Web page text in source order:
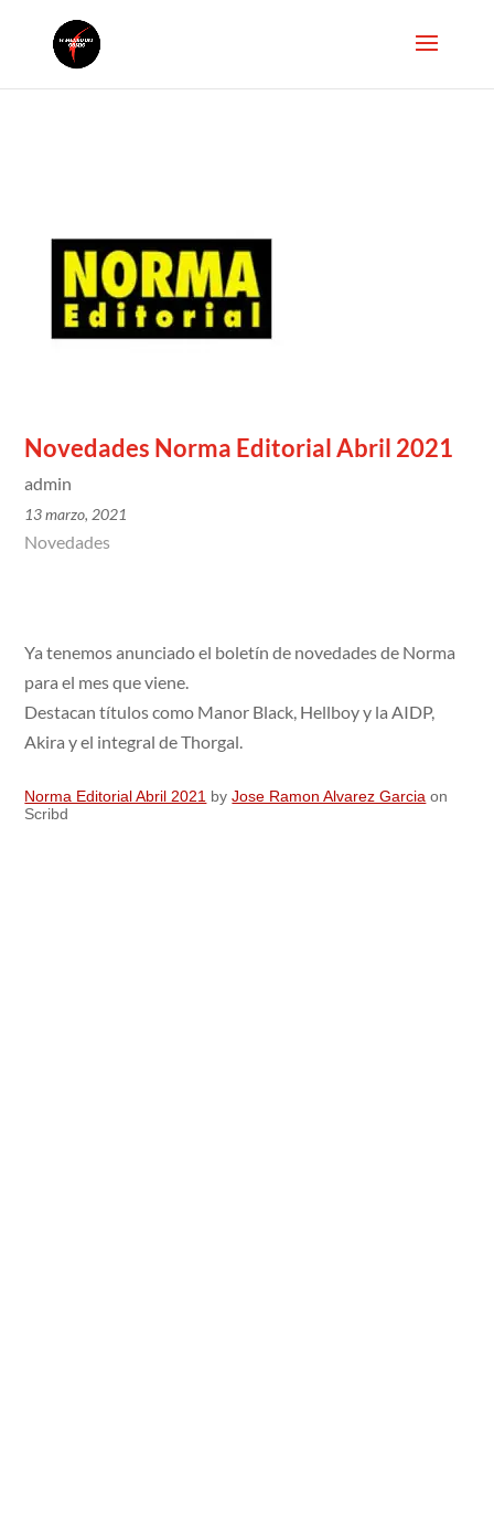
Novedades Norma Editorial Abril 2021
admin
13 marzo, 2021
Novedades
Ya tenemos anunciado el boletín de novedades de Norma
para el mes que viene.
Destacan títulos como Manor Black, Hellboy y la AIDP,
Akira y el integral de Thorgal.
Norma Editorial Abril 2021 byJose Ramon Alvarez Garcia on
Scribd